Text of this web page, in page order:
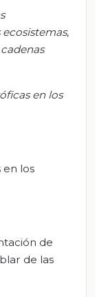
en los
en los
de
de las